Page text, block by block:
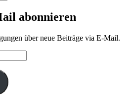
abonnieren
über neue Beiträge via E-Mail.